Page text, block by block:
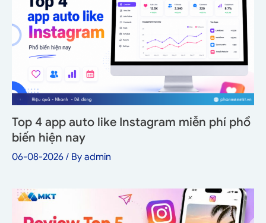
Top 4 app auto like Instagram miễn phí phổ
biến hiện nay
06-08-2026 / By admin